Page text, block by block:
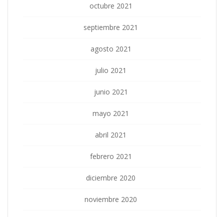
octubre 2021
septiembre 2021
agosto 2021
julio 2021
junio 2021
mayo 2021
abril 2021
febrero 2021
diciembre 2020
noviembre 2020